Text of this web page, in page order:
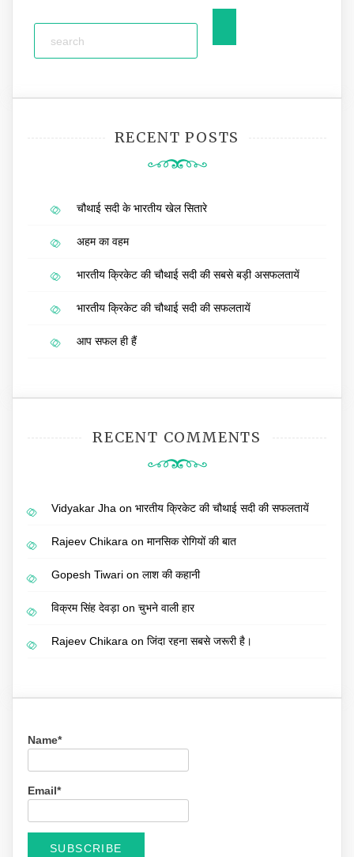
RECENT POSTS
चौथाई सदी के भारतीय खेल सितारे
अहम का वहम
भारतीय क्रिकेट की चौथाई सदी की सबसे बड़ी असफलतायें
भारतीय क्रिकेट की चौथाई सदी की सफलतायें
आप सफल ही हैं
RECENT COMMENTS
Vidyakar Jha on भारतीय क्रिकेट की चौथाई सदी की सफलतायें
Rajeev Chikara on मानसिक रोगियों की बात
Gopesh Tiwari on लाश की कहानी
विक्रम सिंह देवड़ाon चुभने वाली हार
Rajeev Chikara on जिंदा रहना सबसे जरूरी है।
Name*
Email*